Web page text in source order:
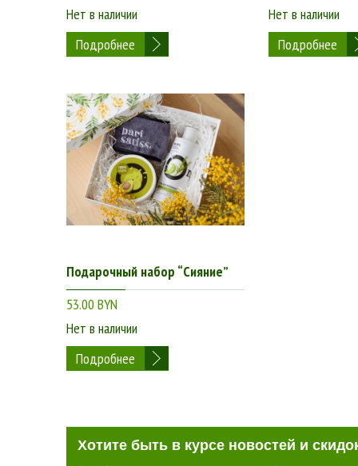
Нет в наличии
Подробнее
Нет в наличии
Подробнее
Подарочный набор “Сияние”
53.00 BYN
Нет в наличии
Подробнее
Хотите быть в курсе новостей и